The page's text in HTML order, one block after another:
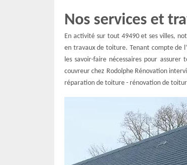
Nos services et
En activité sur tout 49490 et ses villes,
en travaux de toiture. Tenant compte de
les savoir-faire nécessaires pour
couvreur chez Rodolphe Rénovation
réparation de toiture - rénovation de